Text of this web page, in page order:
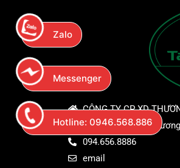
CÔNG TY CP XD
Thôn Thượng Xã,
094.656.8886
email
Zalo
Messenger
Hotline: 0946.568.886